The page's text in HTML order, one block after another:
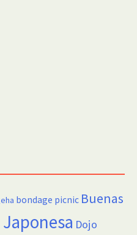
bondage picnic Buenas
Dojo